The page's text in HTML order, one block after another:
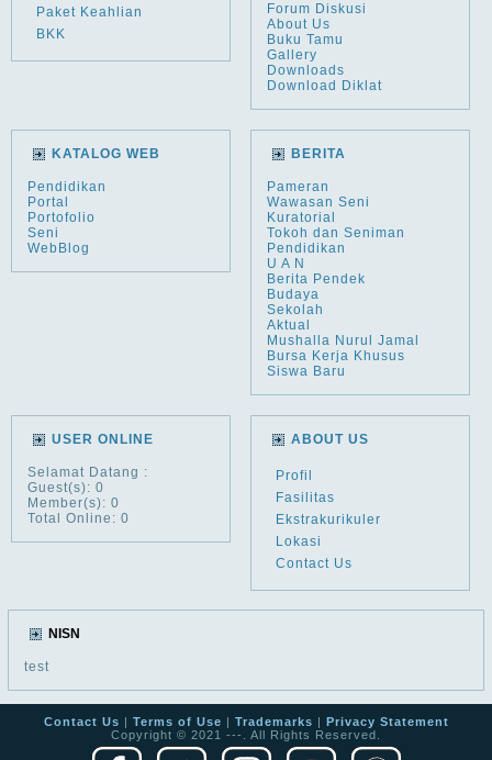
Paket Keahlian
BKK
Forum Diskusi
About Us
Buku Tamu
Gallery
Downloads
Download Diklat
KATALOG WEB
Pendidikan
Portal
Portofolio
Seni
WebBlog
BERITA
Pameran
Wawasan Seni
Kuratorial
Tokoh dan Seniman
Pendidikan
U A N
Berita Pendek
Budaya
Sekolah
Aktual
Mushalla Nurul Jamal
Bursa Kerja Khusus
Siswa Baru
USER ONLINE
Selamat Datang :
Guest(s): 0
Member(s): 0
Total Online: 0
ABOUT US
Profil
Fasilitas
Ekstrakurikuler
Lokasi
Contact Us
NISN
test
Contact Us | Terms of Use | Trademarks | Privacy Statement
Copyright © 2021 ---. All Rights Reserved.